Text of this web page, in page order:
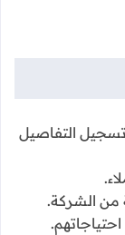
وتسجيل التفاصيل
من الشركة.